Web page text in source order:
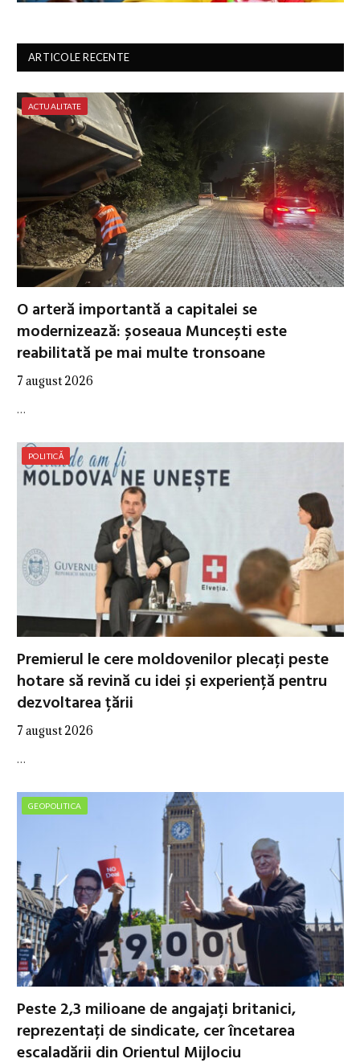
ARTICOLE RECENTE
ACTUALITATE
O arteră importantă a capitalei se
modernizează: șoseaua Muncești este
reabilitată pe mai multe tronsoane
7 august 2026
…
POLITICĂ
Premierul le cere moldovenilor plecați peste
hotare să revină cu idei și experiență pentru
dezvoltarea țării
7 august 2026
…
GEOPOLITICA
Peste 2,3 milioane de angajați britanici,
reprezentați de sindicate, cer încetarea
escaladării din Orientul Mijlociu